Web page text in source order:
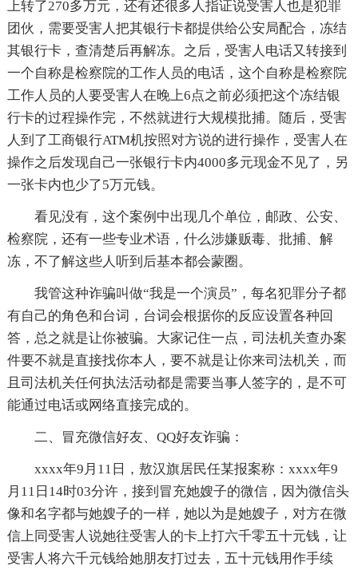
上转了270多万元，还有还很多人指证说受害人也是犯罪
团伙，需要受害人把其银行卡都提供给公安局配合，冻结
其银行卡，查清楚后再解冻。之后，受害人电话又转接到
一个自称是检察院的工作人员的电话，这个自称是检察院
工作人员的人要受害人在晚上6点之前必须把这个冻结银
行卡的过程操作完，不然就进行大规模批捕。随后，受害
人到了工商银行ATM机按照对方说的进行操作，受害人在
操作之后发现自己一张银行卡内4000多元现金不见了，另
一张卡内也少了5万元钱。
看见没有，这个案例中出现几个单位，邮政、公安、
检察院，还有一些专业术语，什么涉嫌贩毒、批捕、解
冻，不了解这些人听到后基本都会蒙圈。
我管这种诈骗叫做“我是一个演员”，每名犯罪分子都
有自己的角色和台词，台词会根据你的反应设置各种回
答，总之就是让你被骗。大家记住一点，司法机关查办案
件要不就是直接找你本人，要不就是让你来司法机关，而
且司法机关任何执法活动都是需要当事人签字的，是不可
能通过电话或网络直接完成的。
二、冒充微信好友、QQ好友诈骗：
xxxx年9月11日，敖汉旗居民任某报案称：xxxx年9
月11日14时03分许，接到冒充她嫂子的微信，因为微信头
像和名字都与她嫂子的一样，她以为是她嫂子，对方在微
信上同受害人说她往受害人的卡上打六千零五十元钱，让
受害人将六千元钱给她朋友打过去，五十元钱用作手续